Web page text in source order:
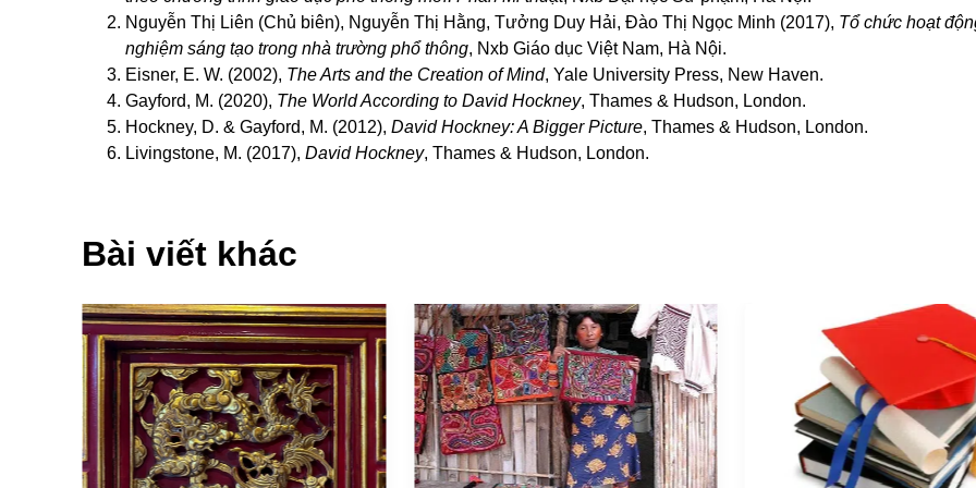
Nguyễn Thị Liên (Chủ biên), Nguyễn Thị Hằng, Tưởng Duy Hải, Đào Thị Ngọc Minh (2017), Tổ chức hoạt
nghiệm sáng tạo trong nhà trường phổ thông, Nxb Giáo dục Việt Nam, Hà Nội.
Eisner, E. W. (2002), The Arts and the Creation of Mind, Yale University Press, New Haven.
Gayford, M. (2020), The World According to David Hockney, Thames & Hudson, London.
Hockney, D. & Gayford, M. (2012), David Hockney: A Bigger Picture, Thames & Hudson, London.
Livingstone, M. (2017), David Hockney, Thames & Hudson, London.
Bài viết khác